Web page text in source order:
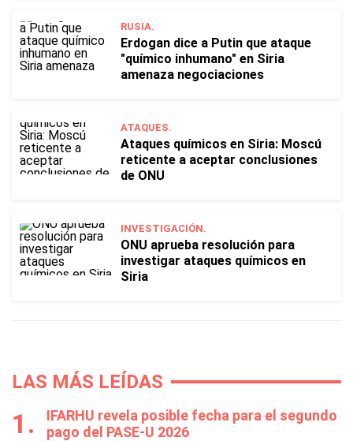
RUSIA.
Erdogan dice a Putin que ataque
"químico inhumano" en Siria
amenaza negociaciones
ATAQUES.
Ataques químicos en Siria: Moscú
reticente a aceptar conclusiones
de ONU
INVESTIGACIÓN.
ONU aprueba resolución para
investigar ataques químicos en
Siria
LAS MÁS LEÍDAS
IFARHU revela posible fecha para el segundo
pago del PASE-U 2026